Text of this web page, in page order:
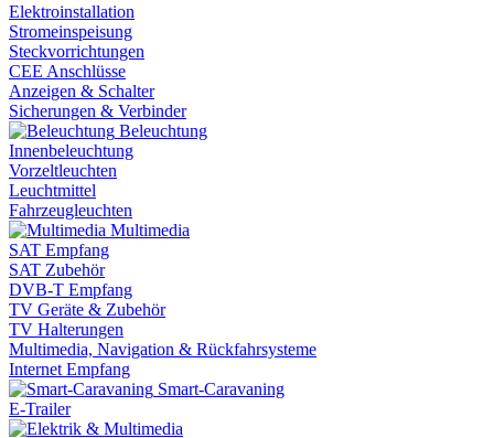
Elektroinstallation
Stromeinspeisung
Steckvorrichtungen
CEE Anschlüsse
Anzeigen & Schalter
Sicherungen & Verbinder
Beleuchtung
Innenbeleuchtung
Vorzeltleuchten
Leuchtmittel
Fahrzeugleuchten
Multimedia
SAT Empfang
SAT Zubehör
DVB-T Empfang
TV Geräte & Zubehör
TV Halterungen
Multimedia, Navigation & Rückfahrsysteme
Internet Empfang
Smart-Caravaning
E-Trailer